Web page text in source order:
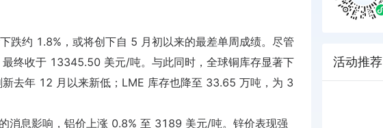
跌约 1.8%，或将创下自 5 月初以来的最差单周成绩。尽管
终收于 13345.50 美元/吨。与此同时，全球铜库存显著下
去年 12 月以来新低；LME 库存也降至 33.65 万吨，为 3
消息影响，铝价上涨 0.8% 至 3189 美元/吨。锌价表现强
活动推荐